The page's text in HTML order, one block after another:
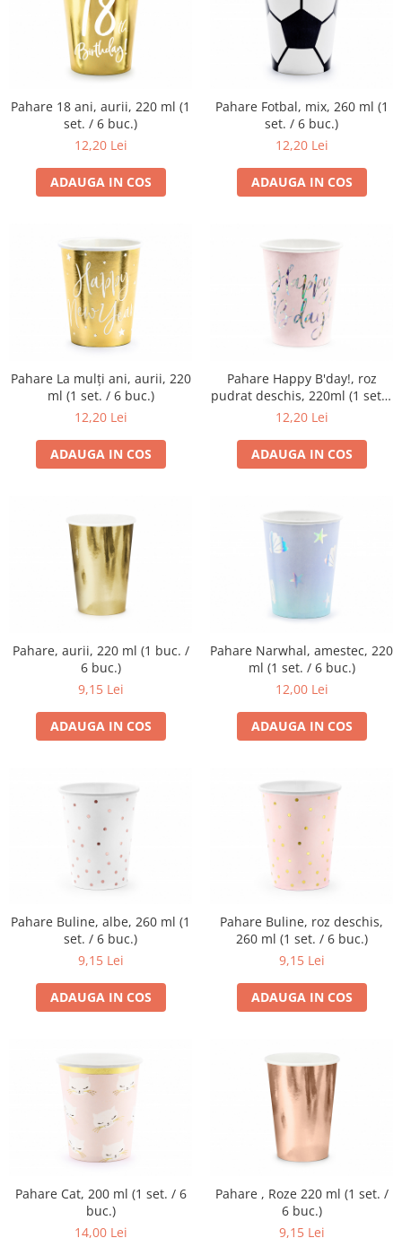
Pahare 18 ani, aurii, 220 ml (1
set. / 6 buc.)
12,20 Lei
ADAUGA IN COS
Pahare Fotbal, mix, 260 ml (1
set. / 6 buc.)
12,20 Lei
ADAUGA IN COS
Pahare La mulți ani, aurii, 220
ml (1 set. / 6 buc.)
12,20 Lei
ADAUGA IN COS
Pahare Happy B'day!, roz
pudrat deschis, 220ml (1 set. /
6 buc.)
12,20 Lei
ADAUGA IN COS
Pahare, aurii, 220 ml (1 buc. /
6 buc.)
9,15 Lei
ADAUGA IN COS
Pahare Narwhal, amestec, 220
ml (1 set. / 6 buc.)
12,00 Lei
ADAUGA IN COS
Pahare Buline, albe, 260 ml (1
set. / 6 buc.)
9,15 Lei
ADAUGA IN COS
Pahare Buline, roz deschis,
260 ml (1 set. / 6 buc.)
9,15 Lei
ADAUGA IN COS
Pahare Cat, 200 ml (1 set. / 6
buc.)
14,00 Lei
Pahare , Roze 220 ml (1 set. /
6 buc.)
9,15 Lei